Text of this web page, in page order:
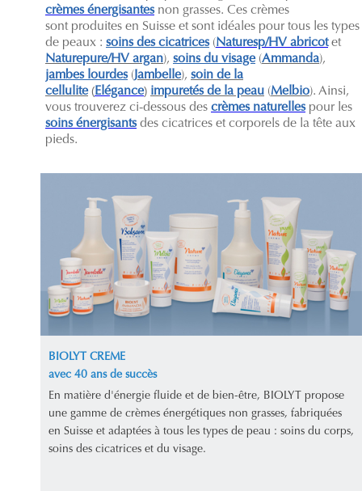
crèmes énergisantesnon grasses. Ces crèmes
sont produites en Suisse et sont idéales pour tous les types
de peaux : soins des cicatrices(Naturesp/HV abricotet
Naturepure/HV argan), soins du visage(Ammanda),
jambes lourdes(Jambelle), soin de la
cellulite(Elégance) impuretés de la peau (Melbio). Ainsi,
vous trouverez ci-dessous des crèmes naturelles pour les
soins énergisantsdes cicatrices et corporels de la tête aux
pieds.
BIOLYT CREME
avec 40 ans de succès
En matière d'énergie fluide et de bien-être, BIOLYT propose
une gamme de crèmes énergétiques non grasses, fabriquées
en Suisse et adaptées à tous les types de peau : soins du corps,
soins des cicatrices et du visage.